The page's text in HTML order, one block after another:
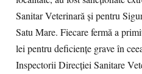
Sanitar Veterinară și pentru
Satu Mare. Fiecare fermă a
lei pentru deficiențe grave în
Inspectorii Direcției Sanitare